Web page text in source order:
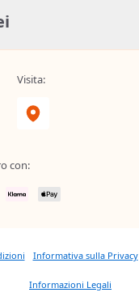
Visita:
con:
Informativa sulla Privacy
Informazioni Legali